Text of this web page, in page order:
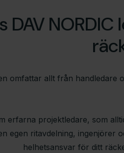
DAV
omfattar allt från handledare
erfarna projektledare, som
egen ritavdelning, ingenjörer
helhetsansvar för ditt